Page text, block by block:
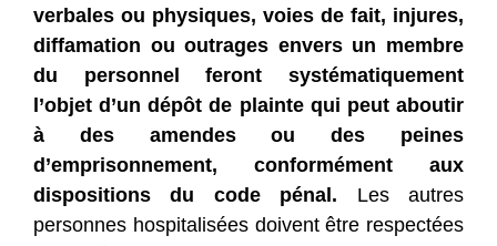
verbales ou physiques, voies de fait, injures,
diffamation ou outrages envers un membre
du personnel feront systématiquement
l’objet d’un dépôt de plainte qui peut aboutir
à des amendes ou des peines
d’emprisonnement, conformément aux
dispositions du code pénal. Les autres
personnes hospitalisées doivent être respectées